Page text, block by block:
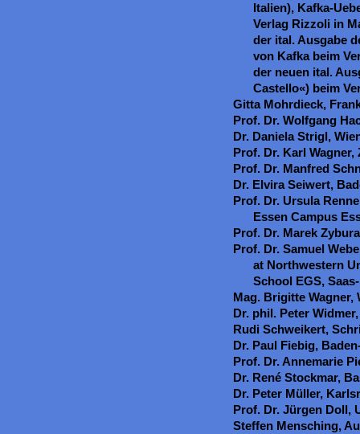
Italien), Kafka-
Verlag Rizzoli in
der ital. Ausgabe
von Kafka beim
der neuen ital.
Castello«) beim
Gitta Mohrdieck,
Prof. Dr. Wolfgang
Dr. Daniela Strigl,
Prof. Dr. Karl Wagner,
Prof. Dr. Manfred
Dr. Elvira Seiwert,
Prof. Dr. Ursula
Essen Campus
Prof. Dr. Marek
Prof. Dr. Samuel
at Northwestern
School EGS,
Mag. Brigitte Wagner,
Dr. phil. Peter
Rudi Schweikert,
Dr. Paul Fiebig,
Prof. Dr. Annemarie
Dr. René Stockmar,
Dr. Peter Müller,
Prof. Dr. Jürgen Doll,
Steffen Mensching,